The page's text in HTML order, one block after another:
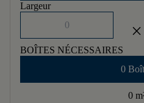
Largeur
close
BOÎTES NÉCESSAIRES
0
0 m